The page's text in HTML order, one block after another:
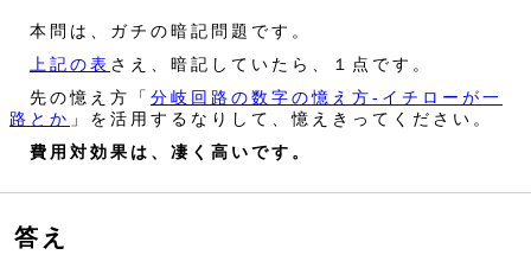
本問は、ガチの暗記問題です。
上記の表 さえ、暗記していたら、１点です。
先の憶え方「 分岐回路の数字の憶え方‐イチローが一
路とか 」を活用するなりして、憶えきってください。
費用対効果は、凄く高いです。
答え